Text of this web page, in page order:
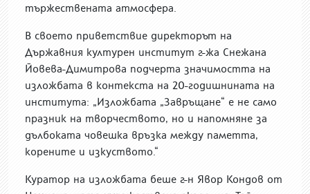
тържествената атмосфера.
В своето приветствие директорът на
Държавния културен институт г-жа Снежана
Йовева-Димитрова подчерта значимостта на
изложбата в контекста на 20-годишнината на
института: „Изложбата „Завръщане“ е не само
празник на творчеството, но и напомняне за
дълбоката човешка връзка между паметта,
корените и изкуството.“
Куратор на изложбата беше г-н Явор Кондов от